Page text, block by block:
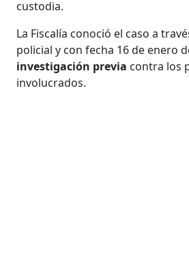
custodia.
La Fiscalía conoció el caso a
policial y con fecha 16 de enero
investigación previa contra los
involucrados.